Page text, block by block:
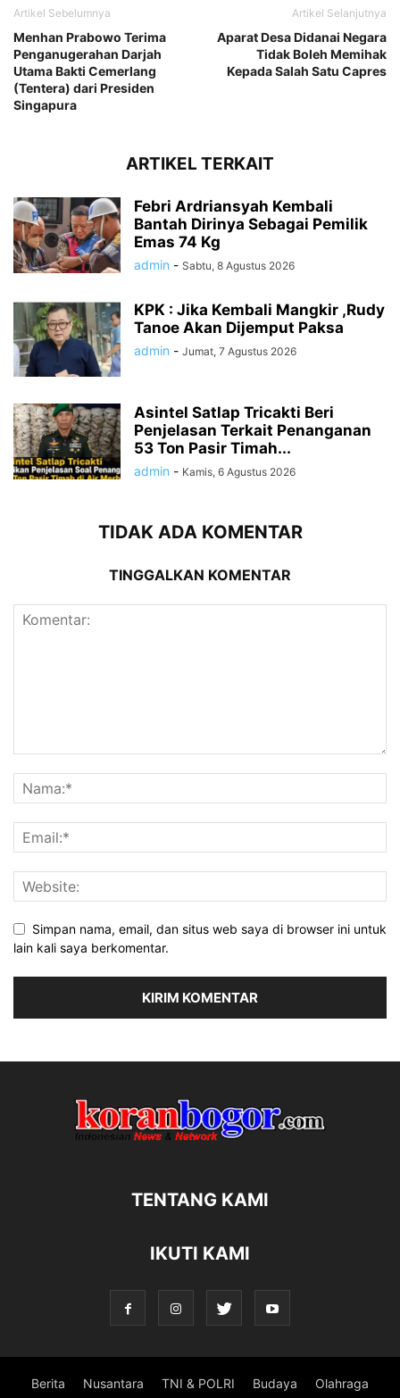
Artikel Sebelumnya
Menhan Prabowo Terima
Penganugerahan Darjah
Utama Bakti Cemerlang
(Tentera) dari Presiden
Singapura
Artikel Selanjutnya
Aparat Desa Didanai Negara
Tidak Boleh Memihak
Kepada Salah Satu Capres
ARTIKEL TERKAIT
Febri Ardriansyah Kembali
Bantah Dirinya Sebagai Pemilik
Emas 74 Kg
admin - Sabtu, 8 Agustus 2026
KPK : Jika Kembali Mangkir ,Rudy
Tanoe Akan Dijemput Paksa
admin - Jumat, 7 Agustus 2026
Asintel Satlap Tricakti Beri
Penjelasan Terkait Penanganan
53 Ton Pasir Timah...
admin - Kamis, 6 Agustus 2026
TIDAK ADA KOMENTAR
TINGGALKAN KOMENTAR
Simpan nama, email, dan situs web saya di browser ini untuk
lain kali saya berkomentar.
TENTANG KAMI
IKUTI KAMI
Berita Nusantara TNI & POLRI Budaya Olahraga